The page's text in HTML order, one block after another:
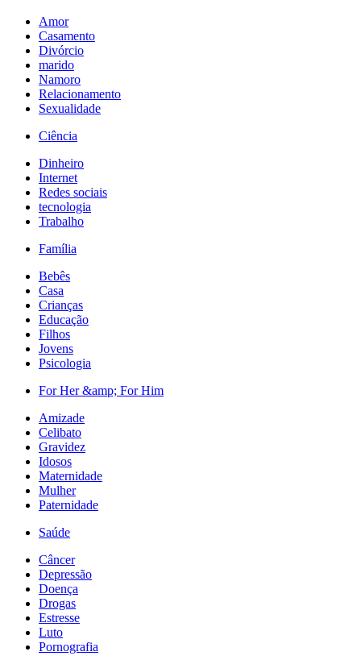
Amor
Casamento
Divórcio
marido
Namoro
Relacionamento
Sexualidade
Ciência
Dinheiro
Internet
Redes sociais
tecnologia
Trabalho
Família
Bebês
Casa
Crianças
Educação
Filhos
Jovens
Psicologia
For Her &amp; For Him
Amizade
Celibato
Gravidez
Idosos
Maternidade
Mulher
Paternidade
Saúde
Câncer
Depressão
Doença
Drogas
Estresse
Luto
Pornografia